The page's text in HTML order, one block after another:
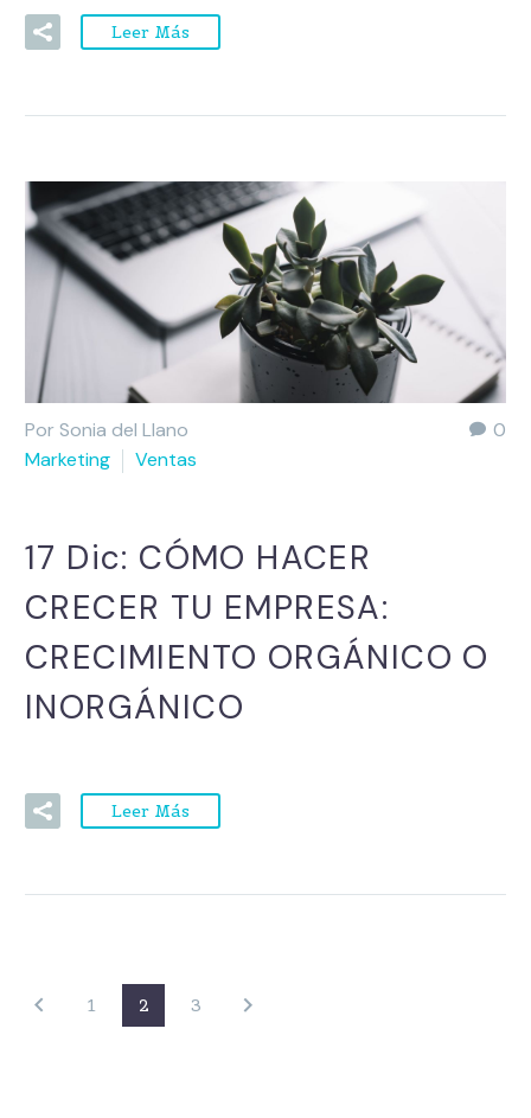
Leer Más
0
Por Sonia del Llano
Marketing
Ventas
17 Dic: CÓMO HACER
CRECER TU EMPRESA:
CRECIMIENTO ORGÁNICO O
INORGÁNICO
Leer Más
1 2 3